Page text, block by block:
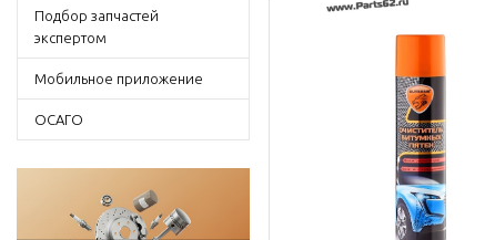
Подбор запчастей
экспертом
Мобильное приложение
ОСАГО